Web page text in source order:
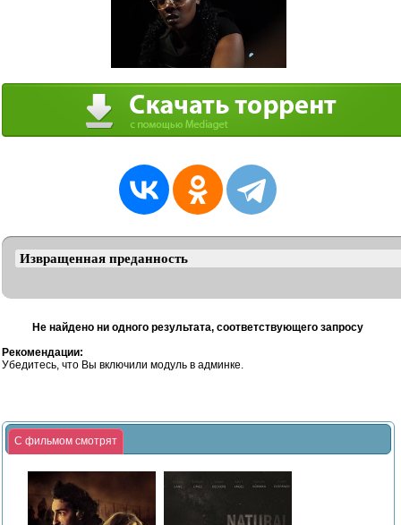
Не найдено ни одного результата, соответствующего запросу
Рекомендации:
Убедитесь, что Вы включили модуль в админке.
С фильмом смотрят